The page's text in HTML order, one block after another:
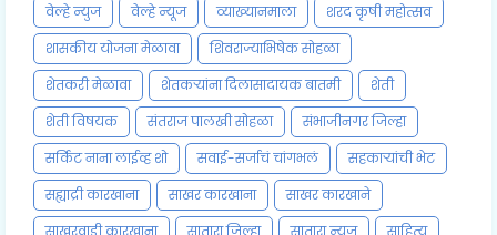
वेल्हे न्युज
वेल्हे न्यूज व्याख्यानमाला
शरद कृषी महोत्सव
शासकीय योजना मेळावा
शिवराज्याभिषेक सोहळा
शेतकरी मेळावा
शेतकऱ्यांना दिलासादायक बातमी
शेती
शेती विषयक
संतराज पालखी सोहळा
संभाजीनगर जिल्हा
सर्किट नाना लाईव्ह शो
सवाई-सर्जाचं चांगभलं
सहकाऱ्यांची भेट
सह्याद्री कारखाना
साखर कारखाना
साखर कारखाने
साखरवाडी कारखाना
सातारा जिल्हा सातारा न्युज
साहित्य